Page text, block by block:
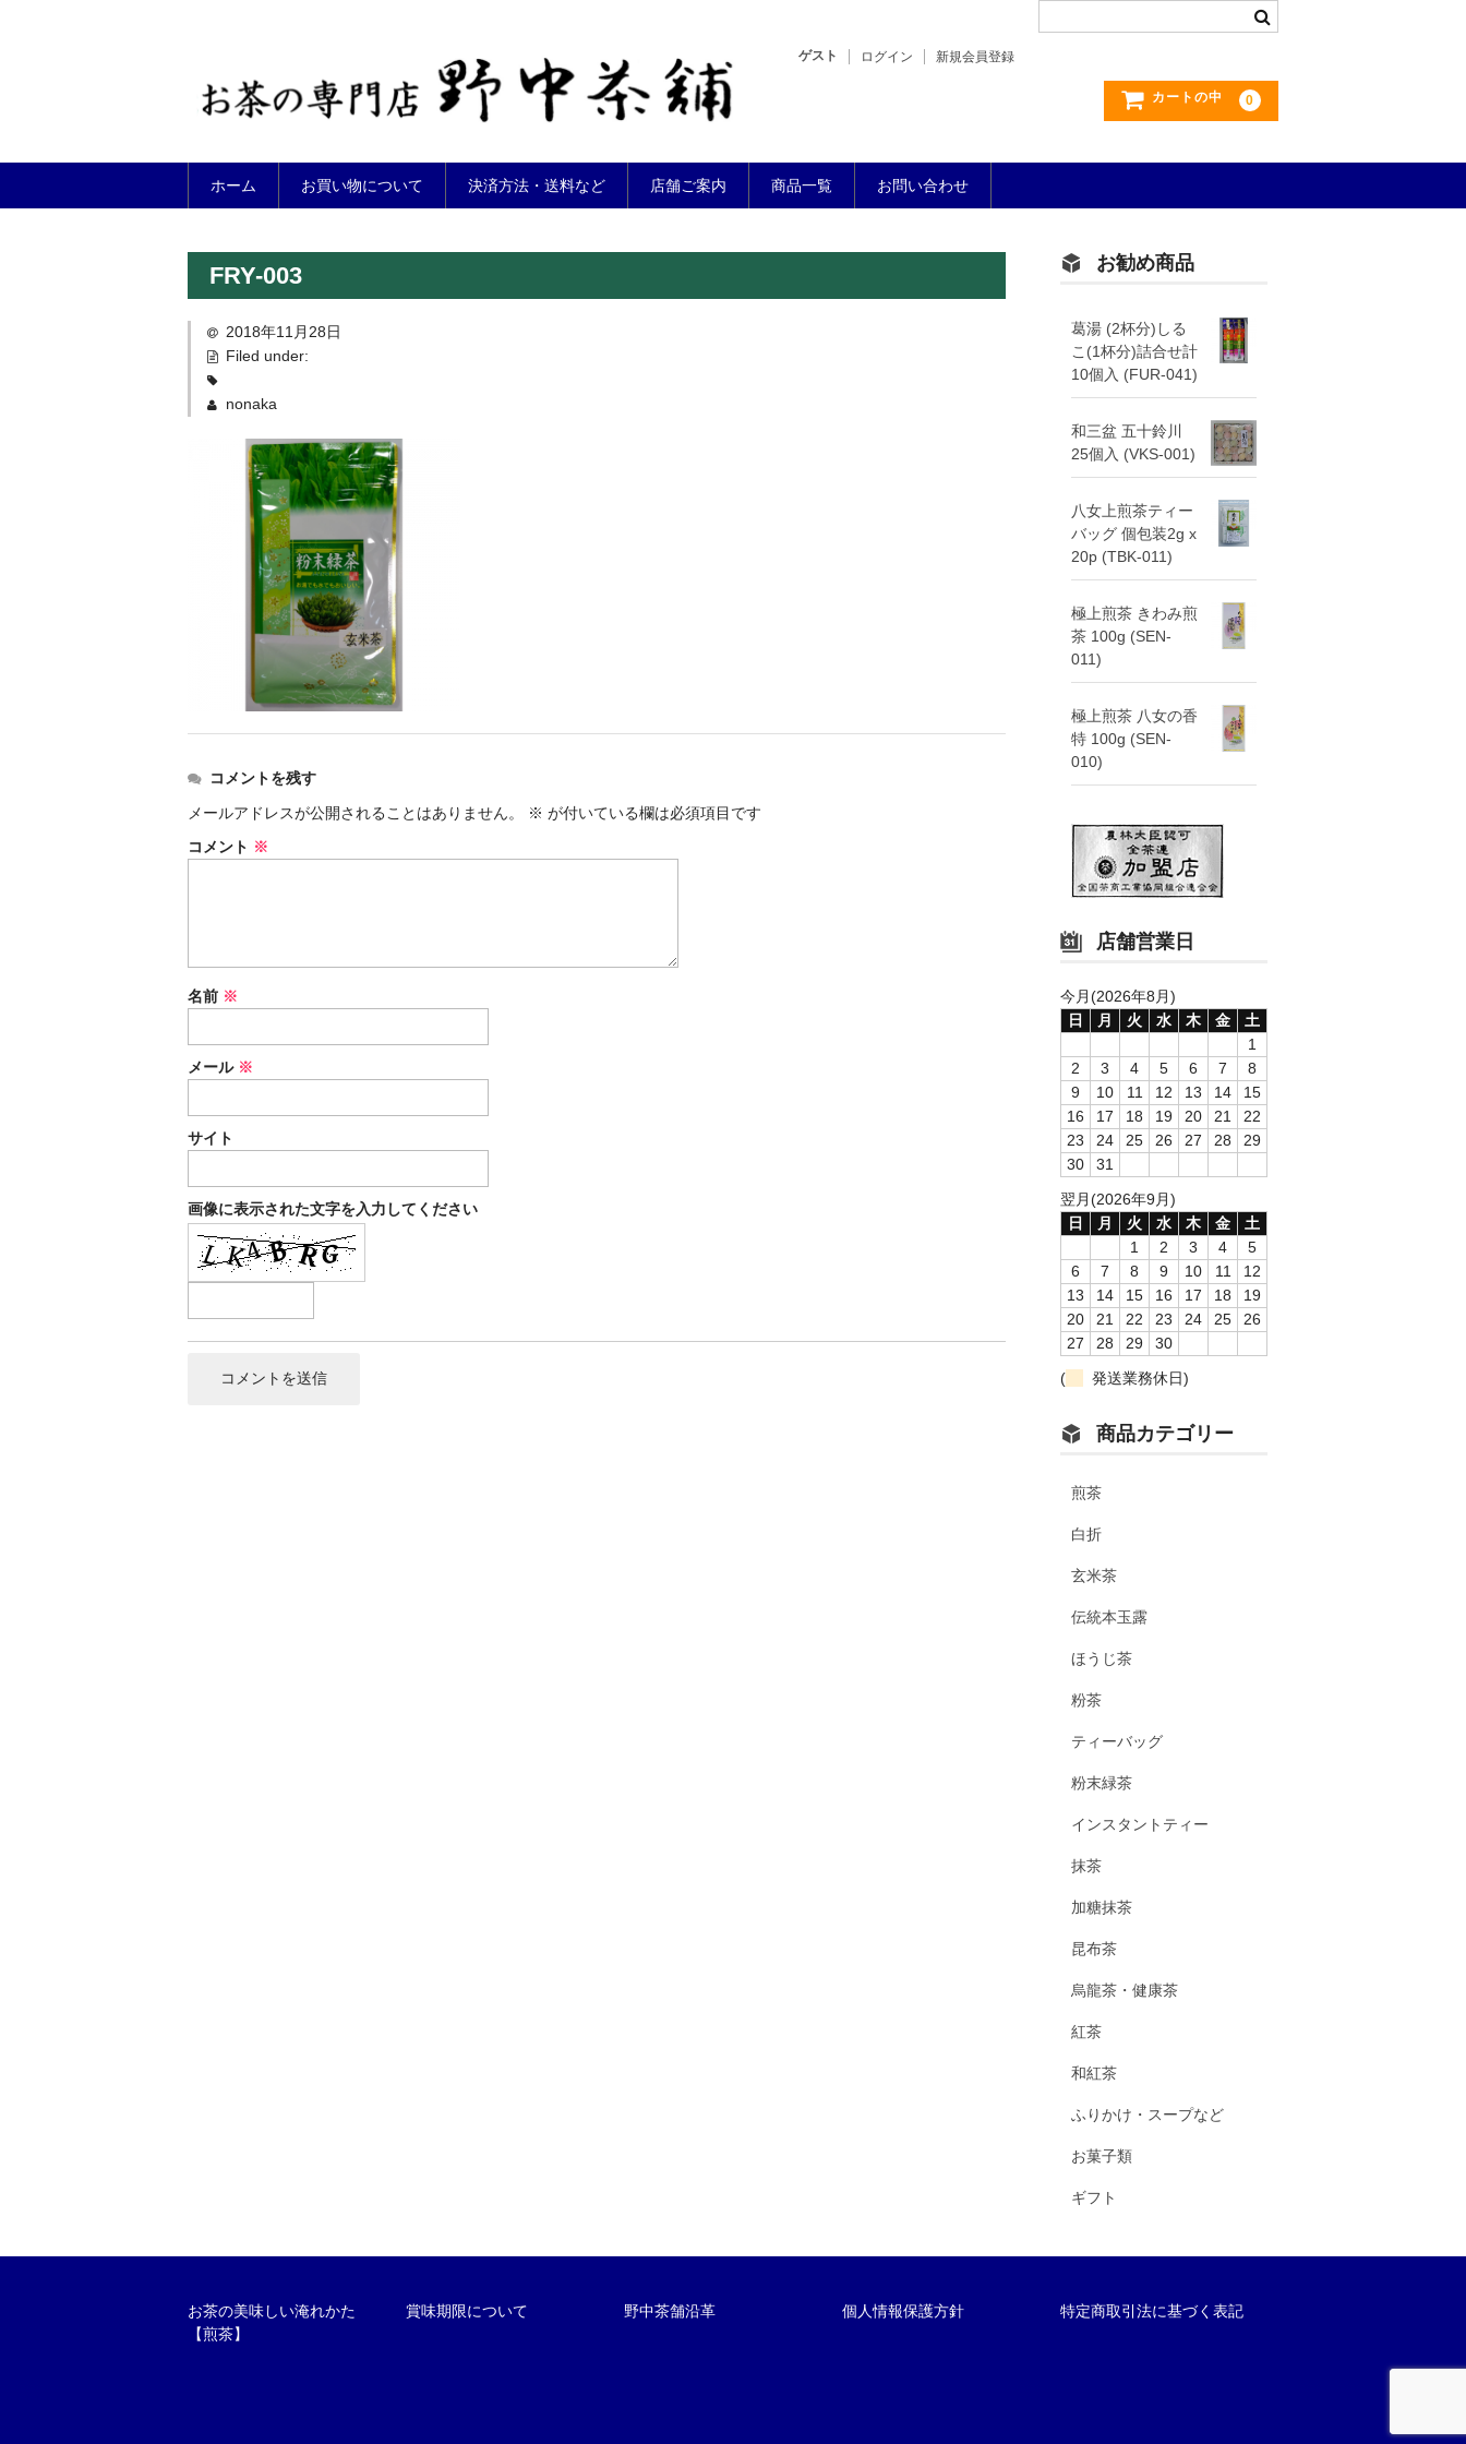
ゲスト ログイン 新規会員登録
カートの中 0
ホーム お買い物について 決済方法・送料など 店舗ご案内 商品一覧 お問い合わせ
FRY-003
2018年11月28日
Filed under:
nonaka
コメントを残す
メールアドレスが公開されることはありません。
※ が付いている欄は必須項目です
コメント ※
名前 ※
メール ※
サイト
画像に表示された文字を入力してください
お勧め商品
葛湯 (2杯分)しる
こ(1杯分)詰合せ計
10個入 (FUR-041)
和三盆 五十鈴川
25個入 (VKS-001)
八女上煎茶ティー
バッグ 個包装2g x
20p (TBK-011)
極上煎茶 きわみ煎
茶 100g (SEN-
011)
極上煎茶 八女の香
特 100g (SEN-
010)
店舗営業日
今月(2026年8月)
日
月 火 水 木 金
土
1
2
3 4 5 6 7
8
9
10 11 12 13 14
15
16
17 18 19 20 21
22
23
24 25 26 27 28
29
30
31
翌月(2026年9月)
日
月 火 水 木 金
土
1
2 3 4
5
6
7 8 9 10 11
12
13
14 15 16 17 18
19
20
21 22 23 24 25
26
27
28 29
30
(
発送業務休日)
商品カテゴリー
煎茶
白折
玄米茶
伝統本玉露
ほうじ茶
粉茶
ティーバッグ
粉末緑茶
インスタントティー
抹茶
加糖抹茶
昆布茶
烏龍茶・健康茶
紅茶
和紅茶
ふりかけ・スープなど
お菓子類
ギフト
お茶の美味しい淹れかた
【煎茶】
賞味期限について 野中茶舗沿革 個人情報保護方針 特定商取引法に基づく表記